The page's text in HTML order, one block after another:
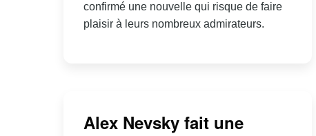
confirmé une nouvelle qui risque de faire
plaisir à leurs nombreux admirateurs.
Alex Nevsky fait une